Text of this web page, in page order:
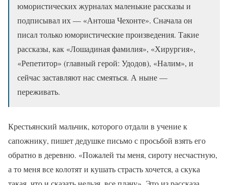
юмористических журналах маленькие рассказы и
подписывал их — «Антоша Чехонте». Сначала он
писал только юмористические произведения. Такие
рассказы, как «Лошадиная фамилия», «Хирургия»,
«Репетитор» (главный герой: Удодов), «Налим», и
сейчас заставляют нас смеяться. А ныне —
переживать.
Крестьянский мальчик, которого отдали в учение к
сапожнику, пишет дедушке письмо с просьбой взять его
обратно в деревню. «Пожалей ты меня, сироту несчастную,
а то меня все колотят и кушать страсть хочется, а скука